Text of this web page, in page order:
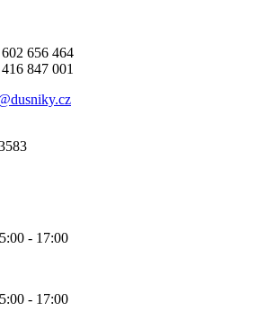
656 464
847 001
- 17:00
- 17:00